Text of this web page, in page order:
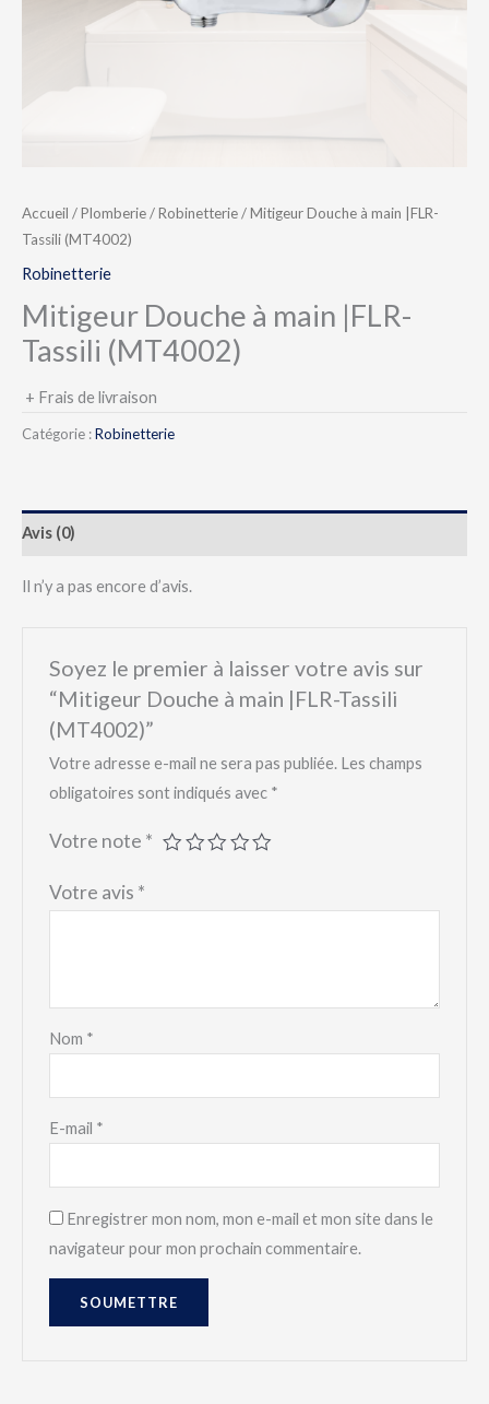
Accueil /Plomberie/Robinetterie/ Mitigeur Douche à main |FLR-
Tassili (MT4002)
Robinetterie
Mitigeur Douche à main |FLR-
Tassili (MT4002)
+ Frais de livraison
Catégorie :Robinetterie
Avis (0)
Il n’y a pas encore d’avis.
Soyez le premier à laisser votre avis sur
“Mitigeur Douche à main |FLR-Tassili
(MT4002)”
Votre adresse e-mail ne sera pas publiée. Les champs
obligatoires sont indiqués avec *
Votre note *
Votre avis *
Nom *
E-mail *
Enregistrer mon nom, mon e-mail et mon site dans le
navigateur pour mon prochain commentaire.